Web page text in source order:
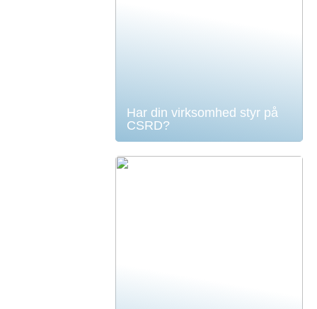
Har din virksomhed styr på
CSRD?